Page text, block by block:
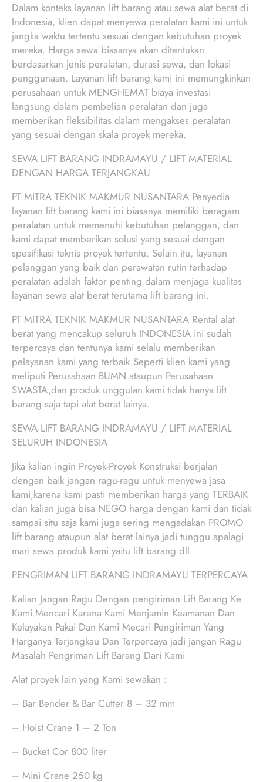
Dalam konteks layanan lift barang atau sewa alat berat di
Indonesia, klien dapat menyewa peralatan kami ini untuk
jangka waktu tertentu sesuai dengan kebutuhan proyek
mereka. Harga sewa biasanya akan ditentukan
berdasarkan jenis peralatan, durasi sewa, dan lokasi
penggunaan. Layanan lift barang kami ini memungkinkan
perusahaan untuk MENGHEMAT biaya investasi
langsung dalam pembelian peralatan dan juga
memberikan fleksibilitas dalam mengakses peralatan
yang sesuai dengan skala proyek mereka.
SEWA LIFT BARANG INDRAMAYU / LIFT MATERIAL
DENGAN HARGA TERJANGKAU
PT MITRA TEKNIK MAKMUR NUSANTARA Penyedia
layanan lift barang kami ini biasanya memiliki beragam
peralatan untuk memenuhi kebutuhan pelanggan, dan
kami dapat memberikan solusi yang sesuai dengan
spesifikasi teknis proyek tertentu. Selain itu, layanan
pelanggan yang baik dan perawatan rutin terhadap
peralatan adalah faktor penting dalam menjaga kualitas
layanan sewa alat berat terutama lift barang ini.
PT MITRA TEKNIK MAKMUR NUSANTARA Rental alat
berat yang mencakup seluruh INDONESIA ini sudah
terpercaya dan tentunya kami selalu memberikan
pelayanan kami yang terbaik.Seperti klien kami yang
meliputi Perusahaan BUMN ataupun Perusahaan
SWASTA,dan produk unggulan kami tidak hanya lift
barang saja tapi alat berat lainya.
SEWA LIFT BARANG INDRAMAYU / LIFT MATERIAL
SELURUH INDONESIA
Jika kalian ingin Proyek-Proyek Konstruksi berjalan
dengan baik jangan ragu-ragu untuk menyewa jasa
kami,karena kami pasti memberikan harga yang TERBAIK
dan kalian juga bisa NEGO harga dengan kami dan tidak
sampai situ saja kami juga sering mengadakan PROMO
lift barang ataupun alat berat lainya jadi tunggu apalagi
mari sewa produk kami yaitu lift barang dll.
PENGRIMAN LIFT BARANG INDRAMAYU TERPERCAYA
Kalian Jangan Ragu Dengan pengiriman Lift Barang Ke
Kami Mencari Karena Kami Menjamin Keamanan Dan
Kelayakan Pakai Dan Kami Mecari Pengiriman Yang
Harganya Terjangkau Dan Terpercaya jadi jangan Ragu
Masalah Pengriman Lift Barang Dari Kami
Alat proyek lain yang Kami sewakan :
– Bar Bender & Bar Cutter 8 – 32 mm
– Hoist Crane 1 – 2 Ton
– Bucket Cor 800 liter
– Mini Crane 250 kg